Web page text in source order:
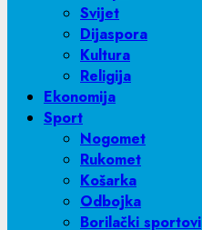
Svijet
Dijaspora
Kultura
Religija
Ekonomija
Sport
Nogomet
Rukomet
Košarka
Odbojka
Borilački sportovi